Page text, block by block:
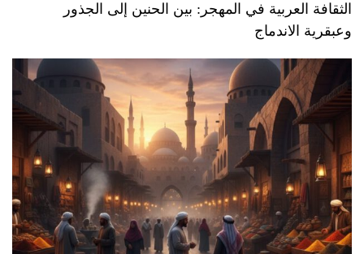
الثقافة العربية في المهجر: بين الحنين إلى الجذور
وعبقرية الاندماج